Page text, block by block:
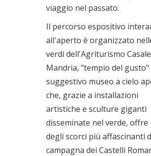
viaggio nel passato.
Il percorso espositivo
all'aperto è organizzato
verdi dell'Agriturismo
Mandria, "tempio del gusto"
suggestivo museo a cielo
che, grazie a installazioni
artistiche e sculture giganti
disseminate nel verde, offre
degli scorci più affascinanti
campagna dei Castelli